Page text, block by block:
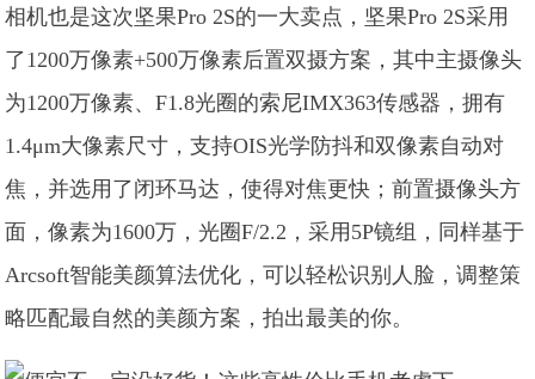
相机也是这次坚果Pro 2S的一大卖点，坚果Pro 2S采用
了1200万像素+500万像素后置双摄方案，其中主摄像头
为1200万像素、F1.8光圈的索尼IMX363传感器，拥有
1.4μm大像素尺寸，支持OIS光学防抖和双像素自动对
焦，并选用了闭环马达，使得对焦更快；前置摄像头方
面，像素为1600万，光圈F/2.2，采用5P镜组，同样基于
Arcsoft智能美颜算法优化，可以轻松识别人脸，调整策
略匹配最自然的美颜方案，拍出最美的你。